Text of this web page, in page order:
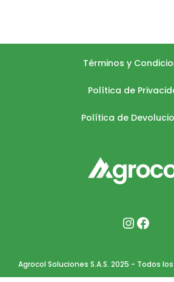
Términos y
Política de
Política de
Agrocol Soluciones S.A.S. 2025 - Todos